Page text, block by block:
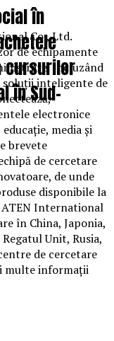
Co., Ltd.
de echipamente
Incluzând
inteligente de
electronice
media și
brevete
de cercetare
de unde
disponibile la
ATEN International
în China, Japonia,
Unit, Rusia,
de cercetare
multe informații
în
cursurilor
în Sud-